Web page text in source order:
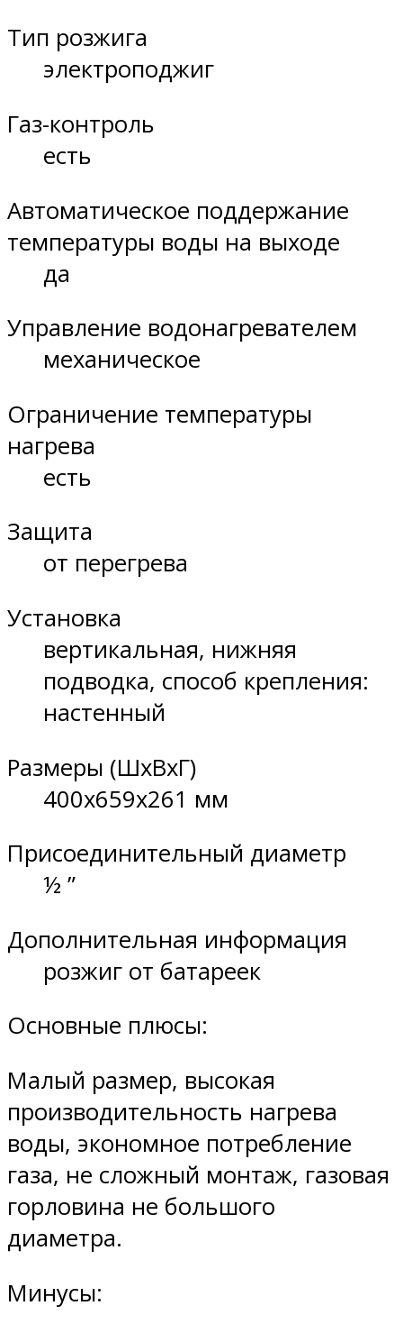
Тип розжига
электроподжиг
Газ-контроль
есть
Автоматическое поддержание
температуры воды на выходе
да
Управление водонагревателем
механическое
Ограничение температуры
нагрева
есть
Защита
от перегрева
Установка
вертикальная, нижняя
подводка, способ крепления:
настенный
Размеры (ШхВхГ)
400x659x261 мм
Присоединительный диаметр
½ ”
Дополнительная информация
розжиг от батареек
Основные плюсы:
Малый размер, высокая
производительность нагрева
воды, экономное потребление
газа, не сложный монтаж, газовая
горловина не большого
диаметра.
Минусы: